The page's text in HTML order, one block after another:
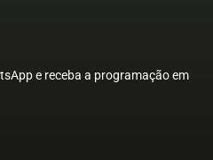
e receba a programação em